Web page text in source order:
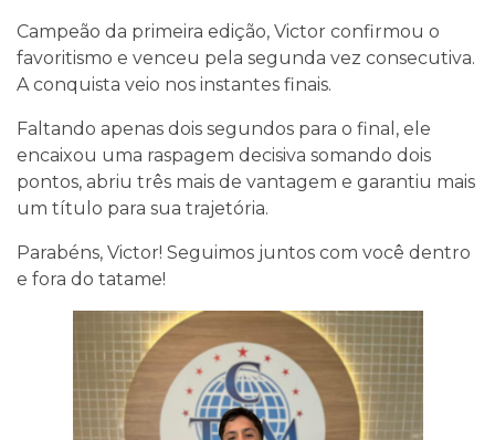
Campeão da primeira edição, Victor confirmou o
favoritismo e venceu pela segunda vez consecutiva.
A conquista veio nos instantes finais.
Faltando apenas dois segundos para o final, ele
encaixou uma raspagem decisiva somando dois
pontos, abriu três mais de vantagem e garantiu mais
um título para sua trajetória.
Parabéns, Victor! Seguimos juntos com você dentro
e fora do tatame!